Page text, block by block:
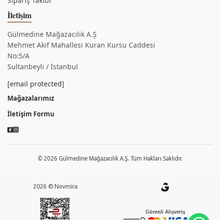
İletişim
Gülmedine Mağazacılık A.Ş
Mehmet Akif Mahallesi Kuran Kursu Caddesi
No:5/A
Sultanbeyli / İstanbul
[email protected]
Mağazalarımız
İletişim Formu
© 2026 Gülmedine Mağazacılık A.Ş. Tüm Hakları Saklıdır.
2026 © Nevmira
Güvenli Alışveriş